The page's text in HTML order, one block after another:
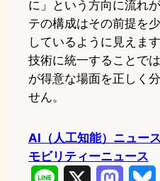
に」という方向に流れ
テの構成はその前提を
しているように見えま
技術に統一することで
が得意な場面を正しく
せん。
AI（人工知能）ニュース
モビリティーニュース